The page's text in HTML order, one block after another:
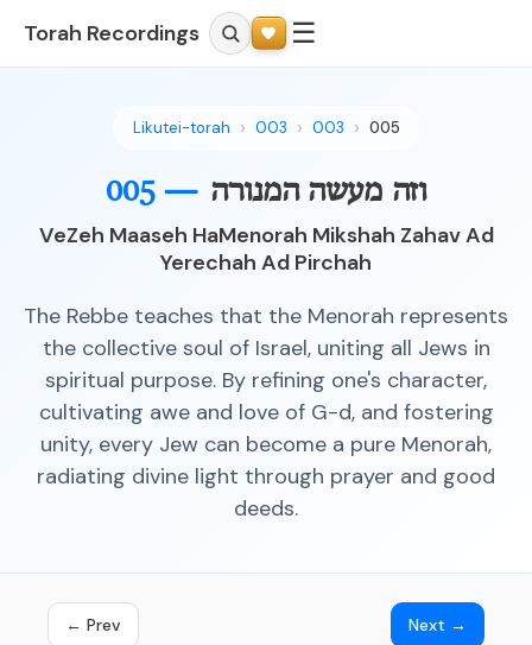
Torah Recordings ☰
Likutei-torah 003 003 005
005 — וזה מעשה המנורה
VeZeh Maaseh HaMenorah Mikshah Zahav Ad
Yerechah Ad Pirchah
The Rebbe teaches that the Menorah represents
the collective soul of Israel, uniting all Jews in
spiritual purpose. By refining one's character,
cultivating awe and love of G-d, and fostering
unity, every Jew can become a pure Menorah,
radiating divine light through prayer and good
deeds.
← Prev Next →